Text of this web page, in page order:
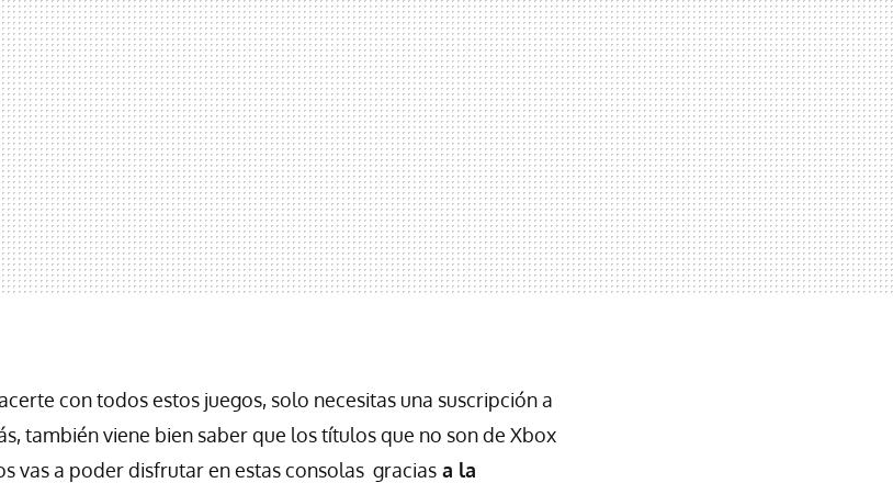
con todos estos juegos, solo necesitas una suscripción a
también viene bien saber que los títulos que no son de Xbox
vas a poder disfrutar en estas consolas gracias a la